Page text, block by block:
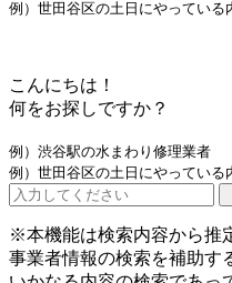
例）世田谷区の土日にやっている
こんにちは！
何をお探しですか？
例）渋谷駅の水まわり修理業者
例）世田谷区の土日にやっている
※本機能は検索内容から推
事業者情報の検索を補助す